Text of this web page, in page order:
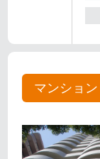
マンション